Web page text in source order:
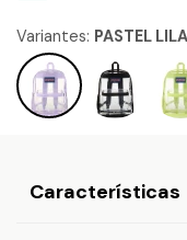
Variantes: PASTEL
Características